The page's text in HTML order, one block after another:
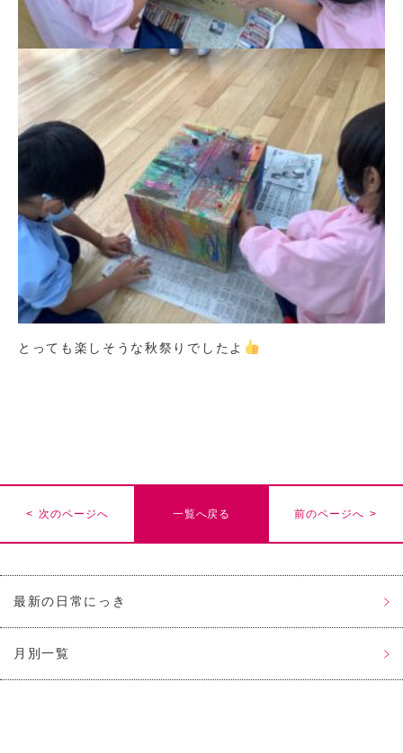
最新の日常にっき
月別一覧
とっても楽しそうな秋祭りでしたよ
< 次のページへ 一覧へ戻る 前のページへ >